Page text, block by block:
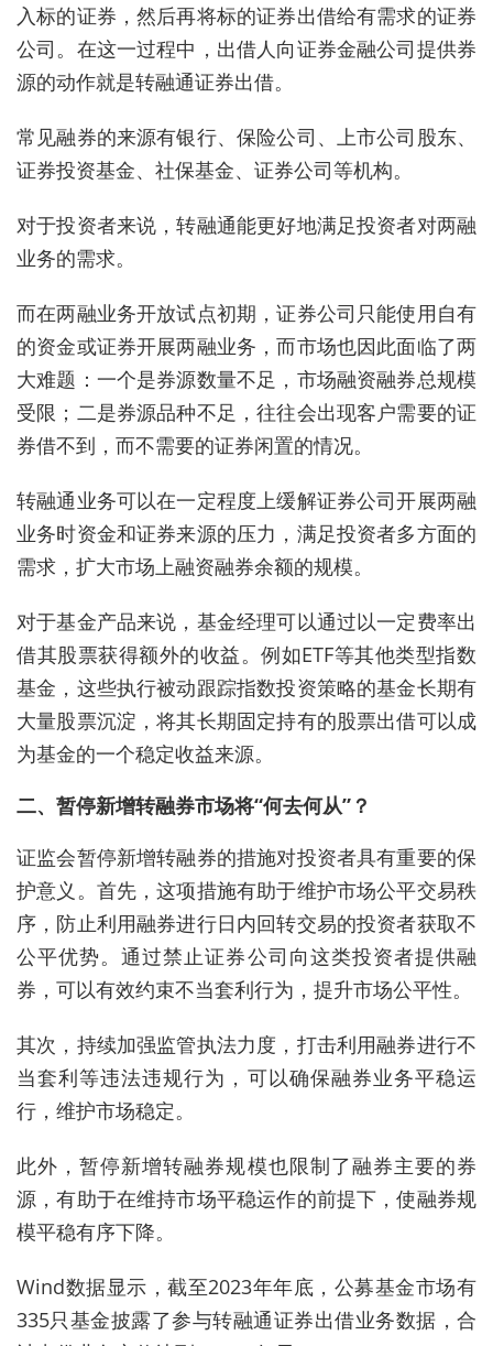
入标的证券，然后再将标的证券出借给有需求的证券
公司。在这一过程中，出借人向证券金融公司提供券
源的动作就是转融通证券出借。
常见融券的来源有银行、保险公司、上市公司股东、
证券投资基金、社保基金、证券公司等机构。
对于投资者来说，转融通能更好地满足投资者对两融
业务的需求。
而在两融业务开放试点初期，证券公司只能使用自有
的资金或证券开展两融业务，而市场也因此面临了两
大难题：一个是券源数量不足，市场融资融券总规模
受限；二是券源品种不足，往往会出现客户需要的证
券借不到，而不需要的证券闲置的情况。
转融通业务可以在一定程度上缓解证券公司开展两融
业务时资金和证券来源的压力，满足投资者多方面的
需求，扩大市场上融资融券余额的规模。
对于基金产品来说，基金经理可以通过以一定费率出
借其股票获得额外的收益。例如ETF等其他类型指数
基金，这些执行被动跟踪指数投资策略的基金长期有
大量股票沉淀，将其长期固定持有的股票出借可以成
为基金的一个稳定收益来源。
二、暂停新增转融券市场将“何去何从”？
证监会暂停新增转融券的措施对投资者具有重要的保
护意义。首先，这项措施有助于维护市场公平交易秩
序，防止利用融券进行日内回转交易的投资者获取不
公平优势。通过禁止证券公司向这类投资者提供融
券，可以有效约束不当套利行为，提升市场公平性。
其次，持续加强监管执法力度，打击利用融券进行不
当套利等违法违规行为，可以确保融券业务平稳运
行，维护市场稳定。
此外，暂停新增转融券规模也限制了融券主要的券
源，有助于在维持市场平稳运作的前提下，使融券规
模平稳有序下降。
Wind数据显示，截至2023年年底，公募基金市场有
335只基金披露了参与转融通证券出借业务数据，合